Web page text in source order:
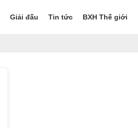
Giải đấu Tin tức BXH Thế giới